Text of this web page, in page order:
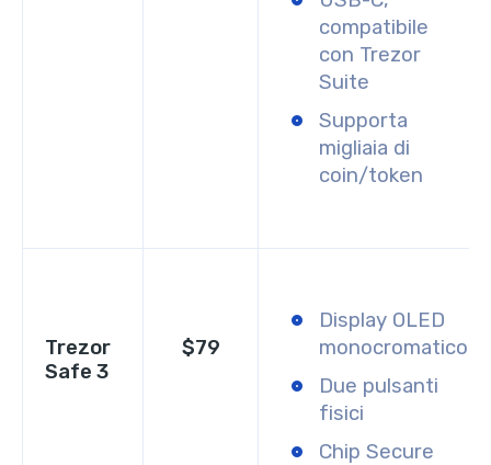
compatibile
con Trezor
Suite
Supporta
migliaia di
coin/token
Trezor
Safe 3
$79
Display OLED
monocromatico
Due pulsanti
fisici
Chip Secure